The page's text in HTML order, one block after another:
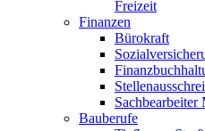
Freizeit
Finanzen
Bürokraft
Sachbearbeiter
Bauberufe